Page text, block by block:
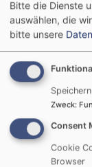
Bitte die Dienste
auswählen, die
bitte unsere
Zweck:
Consent
Cookie
Browser